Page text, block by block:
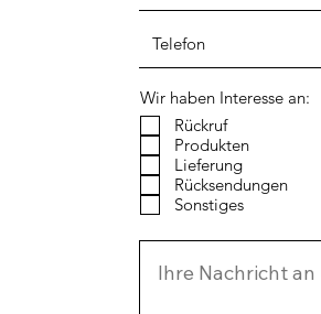
Wir haben Interesse an:
Rückruf
Produkten
Lieferung
Rücksendungen
Sonstiges